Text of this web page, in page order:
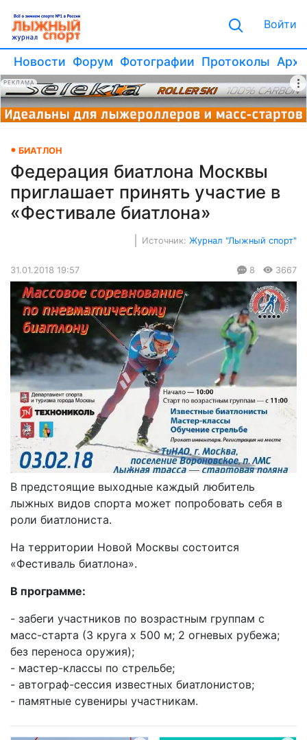
Войти
Новости Форум Фотографии Протоколы
РЕКЛАМА
БИАТЛОН
Федерация биатлона Москвы
приглашает принять участие в
«Фестивале биатлона»
Источник: Журнал "Лыжный спорт"
31.01.2018 19:57 8 3667
В предстоящие выходные каждый любитель
лыжных видов спорта может попробовать себя в
роли биатлониста.
На территории Новой Москвы состоится
«Фестиваль биатлона».
В программе:
- забеги участников по возрастным группам с
масс-старта (3 круга х 500 м; 2 огневых рубежа;
без переноса оружия);
- мастер-классы по стрельбе;
- автограф-сессия известных биатлонистов;
- памятные сувениры участникам.